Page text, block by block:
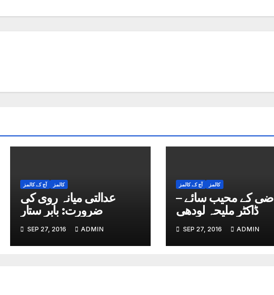
آج کے کالمز کالمز
عدالتی میانہ روی کی
ضرورت: بابر ستار
SEP 27, 2016 ADMIN
آج کے کالمز کالمز
کے محیب سائے –
ڈاکٹر ملیحہ لودھی
SEP 27, 2016 ADMIN